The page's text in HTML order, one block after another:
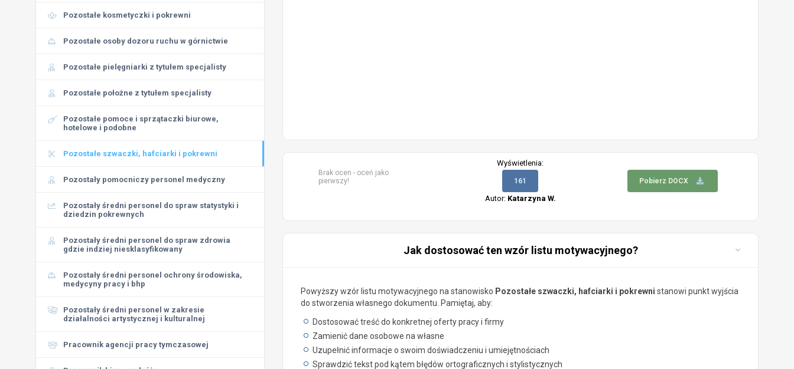
Pozostałe kosmetyczki i pokrewni
Pozostałe osoby dozoru ruchu w górnictwie
Pozostałe pielęgniarki z tytułem specjalisty
Pozostałe położne z tytułem specjalisty
Pozostałe pomoce i sprzątaczki biurowe,
hotelowe i podobne
Pozostałe szwaczki, hafciarki i pokrewni
Pozostały pomocniczy personel medyczny
Pozostały średni personel do spraw statystyki i
dziedzin pokrewnych
Pozostały średni personel do spraw zdrowia
gdzie indziej niesklasyfikowany
Pozostały średni personel ochrony środowiska,
medycyny pracy i bhp
Pozostały średni personel w zakresie
działalności artystycznej i kulturalnej
Pracownik agencji pracy tymczasowej
Brak ocen - oceń jako
pierwszy!
Wyświetlenia:
161 Pobierz DOCX
Autor: Katarzyna W.
Jak dostosować ten wzór listu motywacyjnego?
Powyższy wzór listu motywacyjnego na stanowisko Pozostałe szwaczki, hafciarki i pokrewni stanowi punkt wyjścia
do stworzenia własnego dokumentu. Pamiętaj, aby:
Dostosować treść do konkretnej oferty pracy i firmy
Zamienić dane osobowe na własne
Uzupełnić informacje o swoim doświadczeniu i umiejętnościach
Sprawdzić tekst pod kątem błędów ortograficznych i stylistycznych